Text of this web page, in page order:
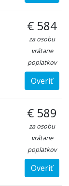
€ 584
za osobu
vrátane
poplatkov
Overiť
€ 589
za osobu
vrátane
poplatkov
Overiť